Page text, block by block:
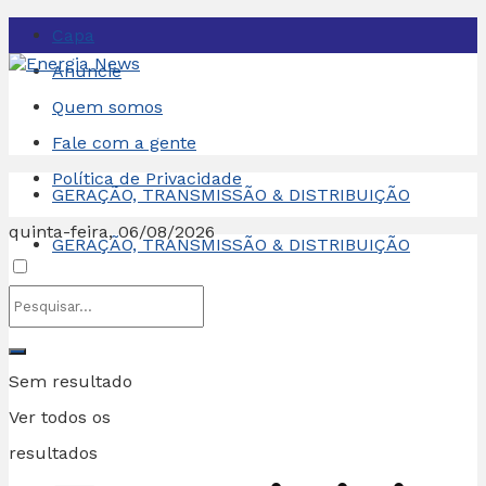
Capa
Anuncie
Quem somos
Fale com a gente
Política de Privacidade
quinta-feira, 06/08/2026
Sem resultado
Ver todos os
resultados
GERAÇÃO, TRANSMISSÃO & DISTRIBUIÇÃO
GERAÇÃO, TRANSMISSÃO & DISTRIBUIÇÃO